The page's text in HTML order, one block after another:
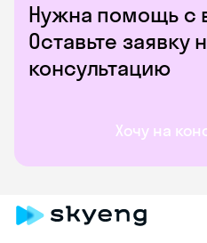
Нужна помощь с
Оставьте заявку
консультацию
Хочу на